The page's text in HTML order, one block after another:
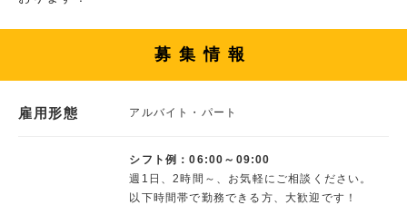
募集情報
雇用形態 アルバイト・パート
シフト例：06:00～09:00
週1日、2時間～、お気軽にご相談ください。
以下時間帯で勤務できる方、大歓迎です！